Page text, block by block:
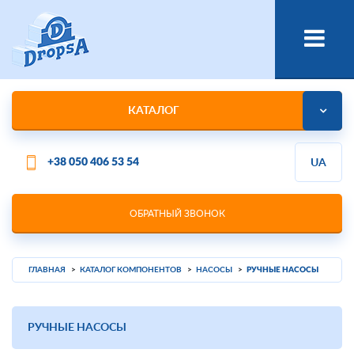
КАТАЛОГ
+38 050 406 53 54
ОБРАТНЫЙ ЗВОНОК
UA
ГЛАВНАЯ КАТАЛОГ КОМПОНЕНТОВ НАСОСЫ РУЧНЫЕ НАСОСЫ
РУЧНЫЕ НАСОСЫ